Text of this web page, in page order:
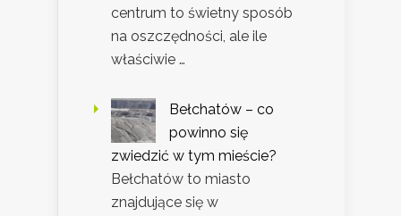
centrum to świetny sposób
na oszczędności, ale ile
właściwie …
Bełchatów – co
powinno się
zwiedzić w tym mieście?
Bełchatów to miasto
znajdujące się w